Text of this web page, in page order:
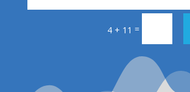
4 + 11 =